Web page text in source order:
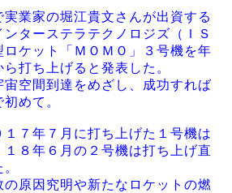
業家の堀江貴文さんが出資する
ターステラテクノロジズ（ＩＳ
ロケット「ＭＯＭＯ」３号機を年
打ち上げると発表した。
空間到達をめざし、成功すれば
めて。
７年７月に打ち上げた１号機は
８年６月の２号機は打ち上げ直
原因究明や新たなロケットの燃